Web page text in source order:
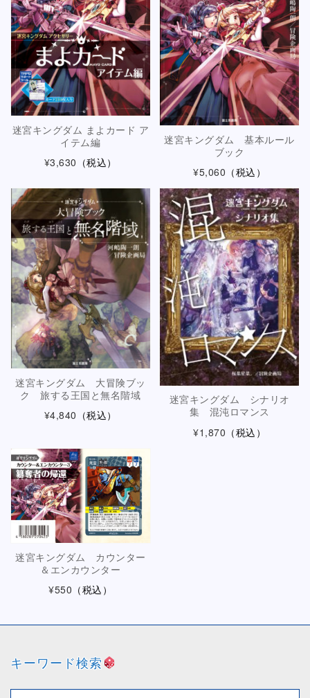
迷宮キングダム まよカード ア
イテム編
¥3,630 （税込）
迷宮キングダム 基本ルール
ブック
¥5,060 （税込）
迷宮キングダム 大冒険ブッ
ク 旅する王国と無名階域
¥4,840 （税込）
迷宮キングダム シナリオ
集 混沌ロマンス
¥1,870 （税込）
迷宮キングダム カウンター
＆エンカウンター
¥550 （税込）
キーワード検索